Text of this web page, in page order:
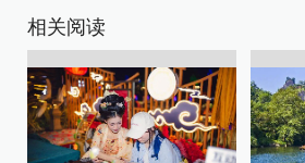
相关阅读